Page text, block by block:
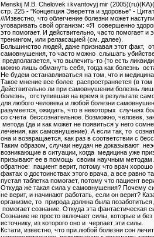
Menskij M.B. Chelovek i kvantovyj mir
стр. 225 - "Концепция Эверетта и здоровье" -
///Известно, что облегчение болезни может
уговаривать свой организм: «Я совершенно
это помогает. И действительно, часто помогает
тренингом, или релаксацией (см. далее).
Большинство людей, даже признавая этот факт,
самовнушения, то часто можно слышать
предполагается, что вылечить-то (то есть
можно лишь обмануть себя, тогда как болезнь
He будем останавливаться на том, что и
Такое мнение все более распространяется (в
Действительно ли при самовнушении болезнь
болезнь, отступившая на время в результате
для любого человека и любой болезни
разумеется, ожидать, что в некоторых случаях
со счета бессознательное. Возможно, человек,
метода (да и как может не появиться у него
лечения, как самовнушение). А если так, то
она и возвращается, как раз в соответствии с
Таким образом, случаи неудач не доказывают
возникающие в ситуации, когда медицина уже
призывают ее в помощь своим научным методам.
обратное: пациент верит, потому что врач
фактах о достоинствах этого врача, а все равно
пустая таблетка помогает, потому что пациент
Откуда же такая сила у самовнушения? Почему
не верит, и начинают работать, если он верит?
организме, то природа должна была
помогает сознание. Откуда эта фантастическая
Сознание не просто включает силы, которые и
источнику, из которого оно и черпает эти силы.
Кстати, известно, что при любой болезни сон